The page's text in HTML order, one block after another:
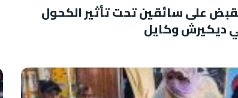
على سائقين تحت تأثير الكحول
ديكيرش وكايل